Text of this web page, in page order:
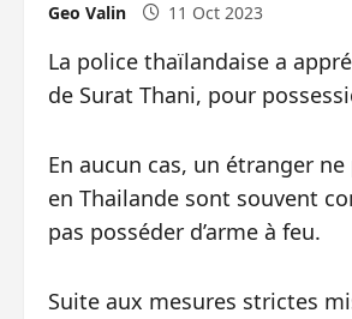
Geo Valin 11 Oct 2023
La police thaïlandaise a
de Surat Thani, pour
En aucun cas, un étranger
en Thailande sont souvent
pas posséder d’arme à feu.
Suite aux mesures strictes